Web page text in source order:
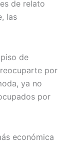
de relato
las
de
por
ya no
por
económica